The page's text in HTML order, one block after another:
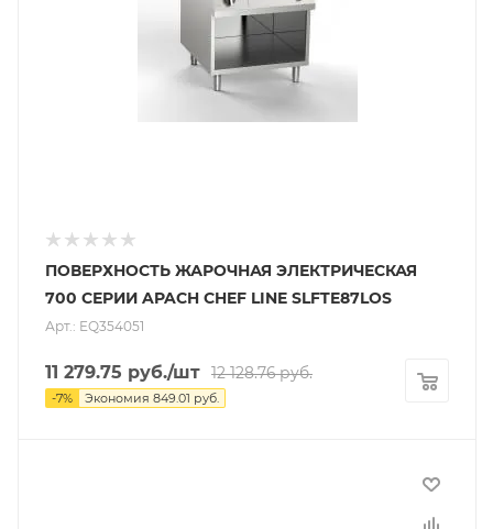
ПОВЕРХНОСТЬ ЖАРОЧНАЯ ЭЛЕКТРИЧЕСКАЯ
700 СЕРИИ APACH CHEF LINE SLFTE87LOS
Арт.: EQ354051
11 279.75 руб./шт 12 128.76руб.
-7% Экономия 849.01 руб.